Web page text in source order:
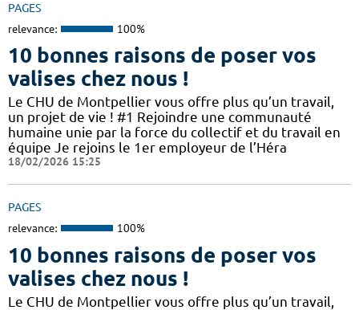
PAGES
relevance: 100%
10 bonnes raisons de poser vos
valises chez nous !
Le CHU de Montpellier vous offre plus qu’un travail,
un projet de vie ! #1 Rejoindre une communauté
humaine unie par la force du collectif et du travail en
équipe Je rejoins le 1er employeur de l’Héra
18/02/2026 15:25
PAGES
relevance: 100%
10 bonnes raisons de poser vos
valises chez nous !
Le CHU de Montpellier vous offre plus qu’un travail,